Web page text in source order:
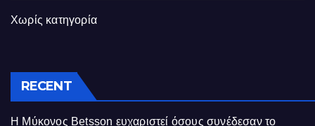
Χωρίς κατηγορία
RECENT
Η Μύκονος Betsson ευχαριστεί όσους συνέδεσαν το